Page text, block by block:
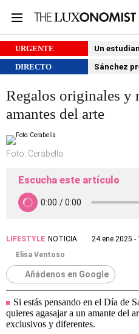
URGENTE
Un
DIRECTO
Sánchez
Regalos originales y
amantes del arte
Foto: Cerabella
Escucha este artículo
LIFESTYLE NOTICIA
24 ene 2025 -
Elisa Ventoso
Añádenos en Google
Si estás pensando en el Día de
quieres agasajar a un amante del
exclusivos y diferentes.